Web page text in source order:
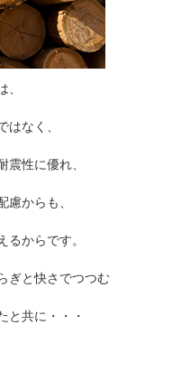
、
はなく、
性に優れ、
からも、
からです。
ぎと快さでつつむ
と共に・・・